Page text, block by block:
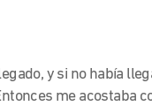
y si no había
me acostaba